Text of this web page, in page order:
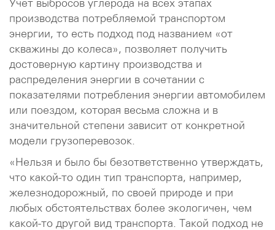
производства потребляемой транспортом
энергии, то есть подход под названием «от
скважины до колеса», позволяет получить
достоверную картину производства и
распределения энергии в сочетании с
показателями потребления энергии автомобилем
или поездом, которая весьма сложна и в
значительной степени зависит от конкретной
модели грузоперевозок.
«Нельзя и было бы безответственно утверждать,
что какой-то один тип транспорта, например,
железнодорожный, по своей природе и при
любых обстоятельствах более экологичен, чем
какой-то другой вид транспорта. Такой подход не